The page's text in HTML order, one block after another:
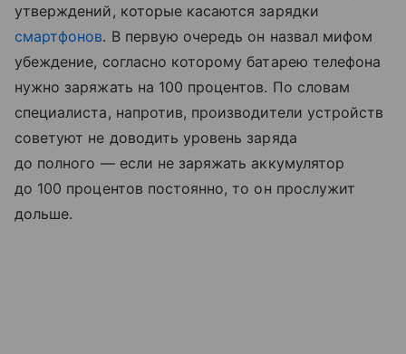
утверждений, которые касаются зарядки
смартфонов. В первую очередь он назвал мифом
убеждение, согласно которому батарею телефона
нужно заряжать на 100 процентов. По словам
специалиста, напротив, производители устройств
советуют не доводить уровень заряда
до полного — если не заряжать аккумулятор
до 100 процентов постоянно, то он прослужит
дольше.